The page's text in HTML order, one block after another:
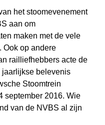
het stoomevenement
aan om
maken met de vele
Ook op andere
railliefhebbers acte de
jaarlijkse belevenis
Stoomtrein
september 2016. Wie
van de NVBS al zijn